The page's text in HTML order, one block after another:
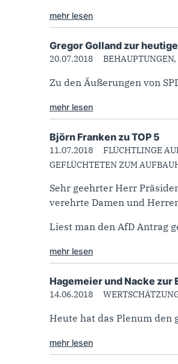
mehr lesen
Gregor Golland zur
20.07.2018
Zu den Äußerungen von
mehr lesen
Björn Franken zu TOP 5
11.07.2018
FLÜCHTLINGE
GEFLÜCHTETEN ZUM
Sehr geehrter Herr
verehrte Damen und
Liest man den AfD Antrag
mehr lesen
Hagemeier und Nacke
14.06.2018
Heute hat das Plenum den
mehr lesen